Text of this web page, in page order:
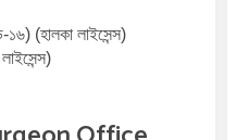
(হালকা লাইসেন্স)